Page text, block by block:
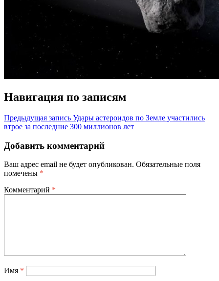
Навигация по записям
Предыдущая запись Удары астероидов по Земле участились
втрое за последние 300 миллионов лет
Добавить комментарий
Ваш адрес email не будет опубликован. Обязательные поля
помечены *
Комментарий *
Имя *